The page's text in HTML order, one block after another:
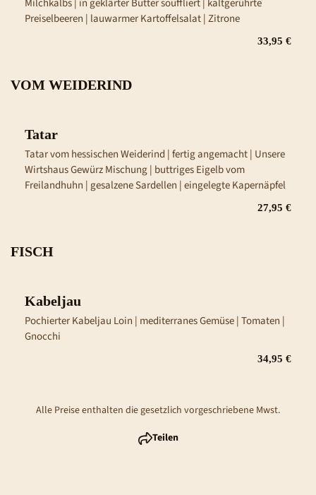
Milchkalbs | in geklärter Butter souffliert | kaltgerührte
Preiselbeeren | lauwarmer Kartoffelsalat | Zitrone
33,95 €
VOM WEIDERIND
Tatar
Tatar vom hessischen Weiderind | fertig angemacht | Unsere
Wirtshaus Gewürz Mischung | buttriges Eigelb vom
Freilandhuhn | gesalzene Sardellen | eingelegte Kapernäpfel
27,95 €
FISCH
Kabeljau
Pochierter Kabeljau Loin | mediterranes Gemüse | Tomaten |
Gnocchi
34,95 €
Alle Preise enthalten die gesetzlich vorgeschriebene Mwst.
Teilen